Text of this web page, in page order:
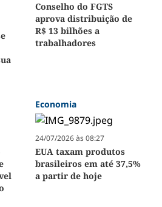
Conselho do FGTS
aprova distribuição de
R$ 13 bilhões a
trabalhadores
Economia
24/07/2026 às 08:27
EUA taxam produtos
brasileiros em até 37,5%
a partir de hoje